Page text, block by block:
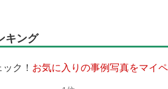
キング
ク！ お気に入りの事例写真をマイ